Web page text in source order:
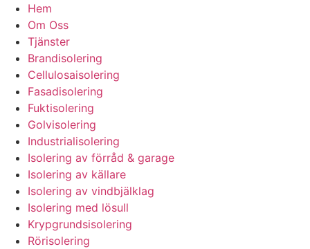
Hem
Om Oss
Tjänster
Brandisolering
Cellulosaisolering
Fasadisolering
Fuktisolering
Golvisolering
Industrialisolering
Isolering av förråd & garage
Isolering av källare
Isolering av vindbjälklag
Isolering med lösull
Krypgrundsisolering
Rörisolering